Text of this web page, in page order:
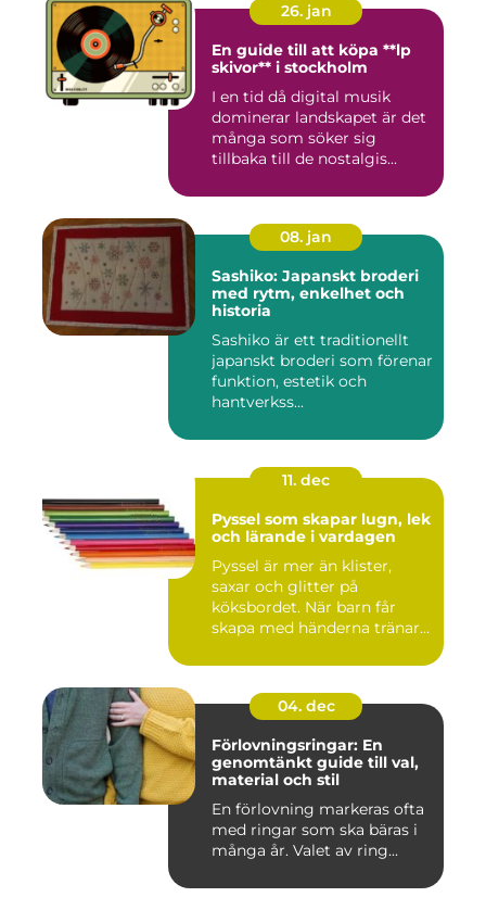
26. jan
En guide till att köpa **lp
skivor** i stockholm
I en tid då digital musik
dominerar landskapet är det
många som söker sig
tillbaka till de nostalgis...
08. jan
Sashiko: Japanskt broderi
med rytm, enkelhet och
historia
Sashiko är ett traditionellt
japanskt broderi som förenar
funktion, estetik och
hantverkss...
11. dec
Pyssel som skapar lugn, lek
och lärande i vardagen
Pyssel är mer än klister,
saxar och glitter på
köksbordet. När barn får
skapa med händerna tränar
04. dec
Förlovningsringar: En
genomtänkt guide till val,
material och stil
En förlovning markeras ofta
med ringar som ska bäras i
många år. Valet av ring...